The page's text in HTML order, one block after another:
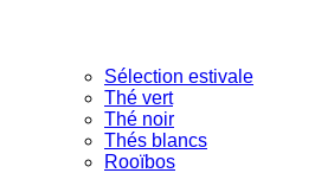
Sélection estivale
Thé vert
Thé noir
Thés blancs
Rooïbos